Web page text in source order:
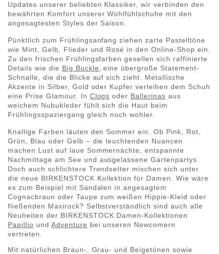
Updates unserer beliebten Klassiker, wir verbinden den
bewährten Komfort unserer Wohlfühlschuhe mit den
angesagtesten Styles der Saison.
Pünktlich zum Frühlingsanfang ziehen zarte Pastelltöne
wie Mint, Gelb, Flieder und Rosé in den Online-Shop ein.
Zu den frischen Frühlingsfarben gesellen sich raffinierte
Details wie die Big Buckle
eine übergroße Statement-
Schnalle, die die Blicke auf sich zieht. Metallische
Akzente in Silber, Gold oder Kupfer verleihen dem Schuh
eine Prise Glamour. In Clogs oder Ballerinas aus
weichem Nubukleder fühlt sich die Haut beim
Frühlingsspaziergang gleich noch wohler.
Knallige Farben läuten den Sommer ein. Ob Pink, Rot,
Grün, Blau oder Gelb – die leuchtenden Nuancen
machen Lust auf laue Sommernächte, entspannte
Nachmittage am See und ausgelassene Gartenpartys.
Doch auch schlichtere Trendsetter mischen sich unter
die neue BIRKENSTOCK Kollektion für Damen. Wie wäre
es zum Beispiel mit Sandalen in angesagtem
Cognacbraun oder Taupe zum weißen Hippie-Kleid oder
fließenden Maxirock? Selbstverständlich sind auch alle
Neuheiten der BIRKENSTOCK Damen-Kollektionen
Papillio und Adventure bei unseren Newcomern
vertreten.
Mit natürlichen Braun-, Grau- und Beigetönen sowie